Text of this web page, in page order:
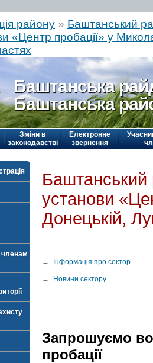
району » Баштанський
«Центр пробації» у
Баштанська
Баштанська
Зміни в
законодавстві
Електронне
звернення
членам
Баштанський
установи
Донецькій,
→ Інформація про сектор
→ Новини сектору
Запрошуємо
пробації